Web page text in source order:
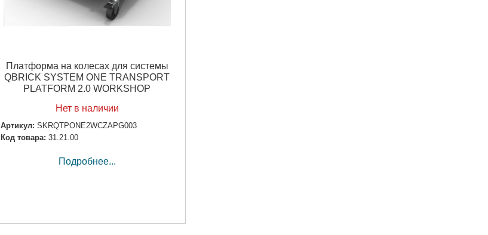
Платформа на колесах для системы
QBRICK SYSTEM ONE TRANSPORT
PLATFORM 2.0 WORKSHOP
Нет в наличии
Артикул: SKRQTPONE2WCZAPG003
Код товара: 31.21.00
Подробнее...